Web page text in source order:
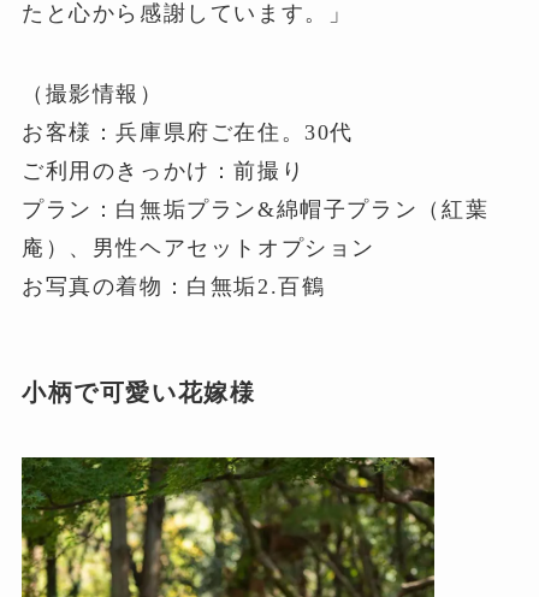
たと心から感謝しています。」
（撮影情報）
お客様：兵庫県府ご在住。30代
ご利用のきっかけ：前撮り
プラン：白無垢プラン&綿帽子プラン（紅葉
庵）、男性ヘアセットオプション
お写真の着物：白無垢2.百鶴
小柄で可愛い花嫁様